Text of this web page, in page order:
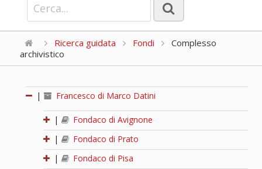
Ricerca guidata Fondi
Complesso
archivistico
| Francesco di Marco Datini
|
Fondaco di Avignone
|
Fondaco di Prato
|
Fondaco di Pisa